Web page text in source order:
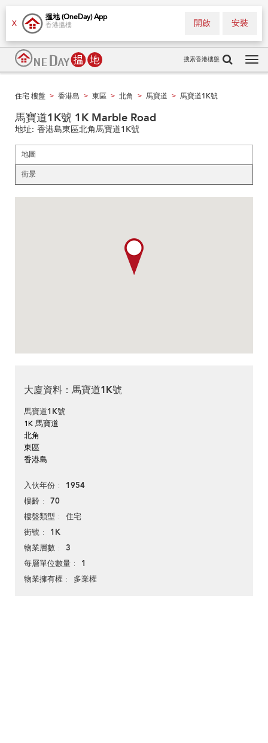
X
搵地 (OneDay) App
香港搵樓 安裝
開啟
搜索香港樓盤
住宅 樓盤 > 香港島 > 東區 > 北角 > 馬寶道 > 馬寶道1K號
馬寶道1K號 1K Marble Road
地址: 香港島東區北角馬寶道1K號
地圖
街景
大廈資料：馬寶道1K號
馬寶道1K號
1K 馬寶道
北角
東區
香港島
入伙年份 1954
樓齡 70
樓盤類型 住宅
街號 1K
物業層數 3
每層單位數量 1
物業擁有權 多業權